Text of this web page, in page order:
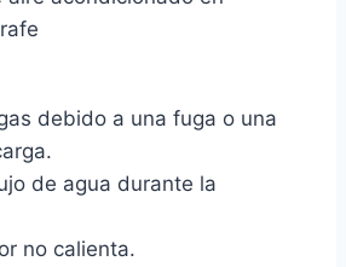
debido a una fuga o una
de agua durante la
no calienta.